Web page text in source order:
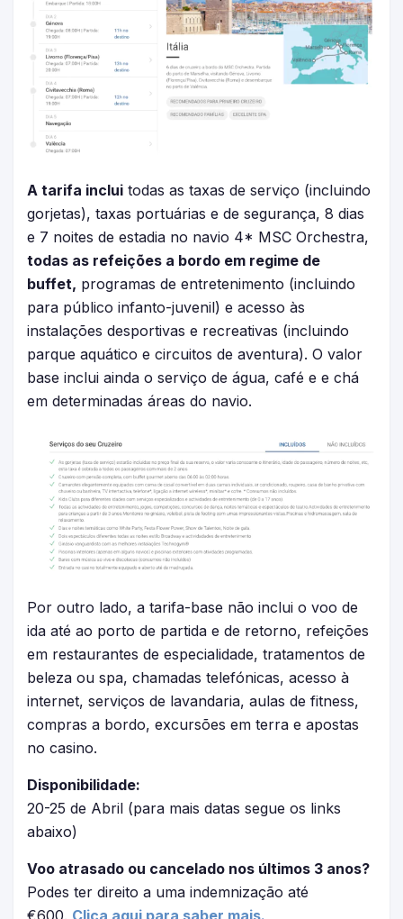
A tarifa inclui todas as taxas de serviço (incluindo
gorjetas), taxas portuárias e de segurança, 8 dias
e 7 noites de estadia no navio 4* MSC Orchestra,
todas as refeições a bordo em regime de
buffet, programas de entretenimento (incluindo
para público infanto-juvenil) e acesso às
instalações desportivas e recreativas (incluindo
parque aquático e circuitos de aventura). O valor
base inclui ainda o serviço de água, café e e chá
em determinadas áreas do navio.
Por outro lado, a tarifa-base não inclui o voo de
ida até ao porto de partida e de retorno, refeições
em restaurantes de especialidade, tratamentos de
beleza ou spa, chamadas telefónicas, acesso à
internet, serviços de lavandaria, aulas de fitness,
compras a bordo, excursões em terra e apostas
no casino.
Disponibilidade:
20-25 de Abril (para mais datas segue os links
abaixo)
Voo atrasado ou cancelado nos últimos 3 anos?
Podes ter direito a uma indemnização até
€600. Clica aqui para saber mais.